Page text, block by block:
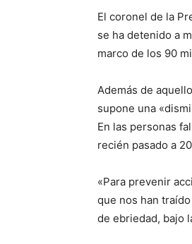
El coronel de la
se ha detenido a
marco de los 90
Además de
supone una
En las personas
recién pasado a
«Para prevenir
que nos han
de ebriedad, bajo